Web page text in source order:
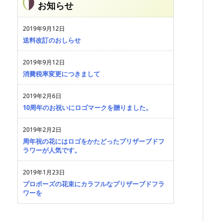
お知らせ
2019年9月12日
送料改訂のおしらせ
2019年9月12日
消費税率変更につきまして
2019年2月6日
10周年のお祝いにロゴマークを贈りました。
2019年2月2日
周年祝の花にはロゴをかたどったプリザーブドフ
ラワーが人気です。
2019年1月23日
プロポーズの花束にカラフルなプリザーブドフラ
ワーを